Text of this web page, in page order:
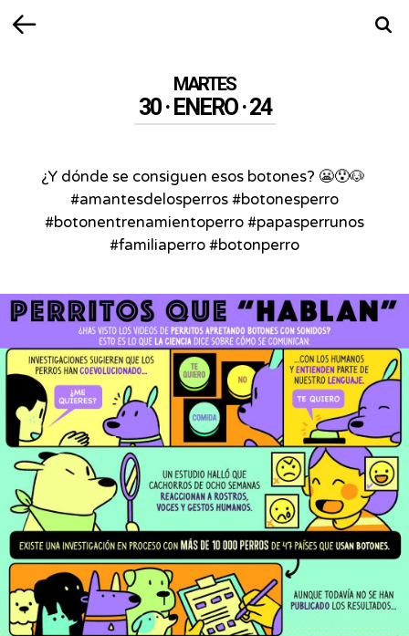
MARTES
30 · ENERO · 24
¿Y dónde se consiguen esos botones? 😬😯🐶⁣ ⁣
#amantesdelosperros #botonesperro
#botonentrenamientoperro #papasperrunos
#familiaperro #botonperro